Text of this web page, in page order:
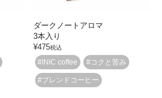
ダークノートアロマ
3本入り
¥475税込
#INIC coffee #コクと苦み
#ブレンドコーヒー